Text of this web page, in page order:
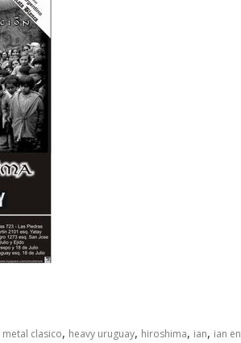
metal clasico, heavy uruguay, hiroshima, ian, ian en